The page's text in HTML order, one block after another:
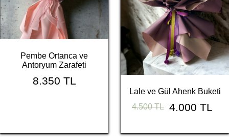
Pembe Ortanca ve
Antoryum Zarafeti
8.350 TL
Lale ve Gül Ahenk Buketi
4.500 TL 4.000 TL